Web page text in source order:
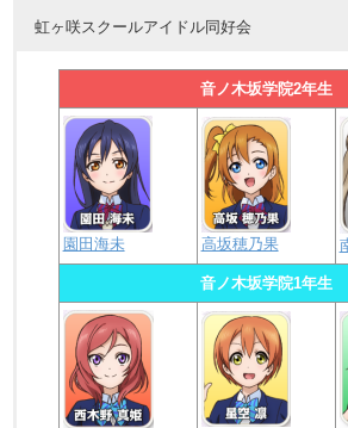
虹ヶ咲スクールアイドル同好会
音ノ木坂学院2年生
園田海未 高坂穂乃果
音ノ木坂学院1年生